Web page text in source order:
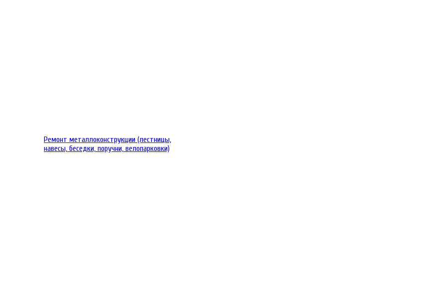
Ремонт металлоконструкции (лестницы,
навесы, беседки, поручни, велопарковки)